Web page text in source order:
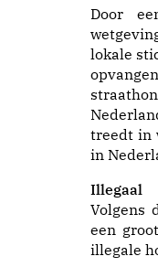
Door
lokale
treedt in
in
Illegaal
Volgens
een
illegale